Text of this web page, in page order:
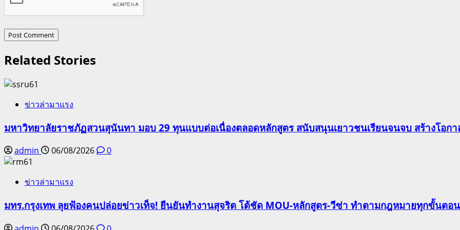
Related Stories
ข่าวล่ามาแรง
มหาวิทยาลัยราชภัฏสวนสุนันทา มอบ 29 ทุนแบบต่อเนื่องตลอดหลักสูตร สนับสนุนเยาวชนเรียนจนจบ สร้างโอกา
admin 06/08/2026 0
ข่าวล่ามาแรง
มทร.กรุงเทพ ลุยฟ้องคนปล่อยข่าวเท็จ! ยืนยันทำงานสุจริต โต้ชัด MOU-หลักสูตร-วีซ่า ทำตามกฎหมายทุกขั้นตอน